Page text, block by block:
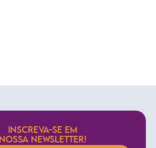
INSCREVA-SE EM
NOSSA NEWSLETTER!